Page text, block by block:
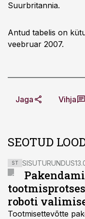
Suurbritannia.
Antud tabelis on
veebruar 2007.
Jaga Vihja
SEOTUD
ST SISUTURUNDUS
roboti
Tootmisettevõtte